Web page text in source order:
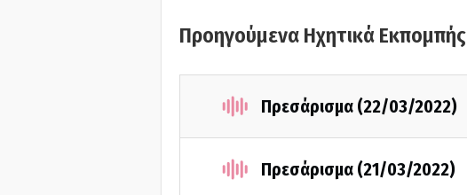
Προηγούμενα Ηχητικά Εκπομπής
Πρεσάρισμα (22/03/2022)
Πρεσάρισμα (21/03/2022)